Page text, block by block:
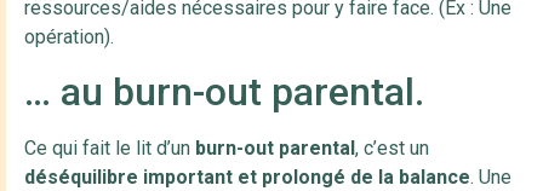
ressources/aides nécessaires pour y faire face. (Ex : Une
opération).
… au burn-out parental.
Ce qui fait le lit d’un burn-out parental, c’est un
déséquilibre important et prolongé de la balance. Une